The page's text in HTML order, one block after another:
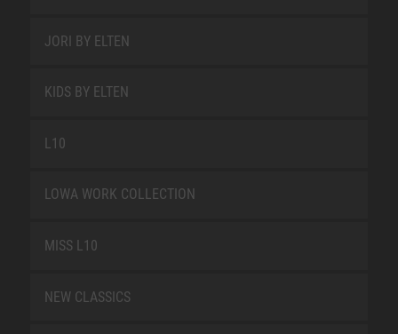
JORI BY ELTEN
KIDS BY ELTEN
L10
LOWA WORK COLLECTION
MISS L10
NEW CLASSICS